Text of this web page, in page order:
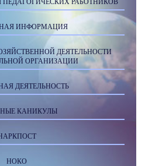
РАБОТНИКОВ
ИНФОРМАЦИЯ
ДЕЯТЕЛЬНОСТИ
ОРГАНИЗАЦИИ
ДЕЯТЕЛЬНОСТЬ
КАНИКУЛЫ
НОКО